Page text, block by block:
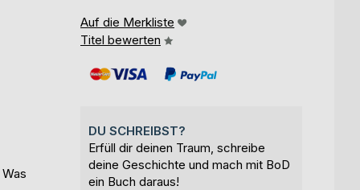
Auf die Merkliste
Titel bewerten
DU SCHREIBST?
Erfüll dir deinen Traum, schreibe
deine Geschichte und mach mit BoD
ein Buch daraus!